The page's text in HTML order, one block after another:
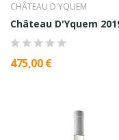
CHÂTEAU D'YQUEM
Château D'Yquem
475,00 €